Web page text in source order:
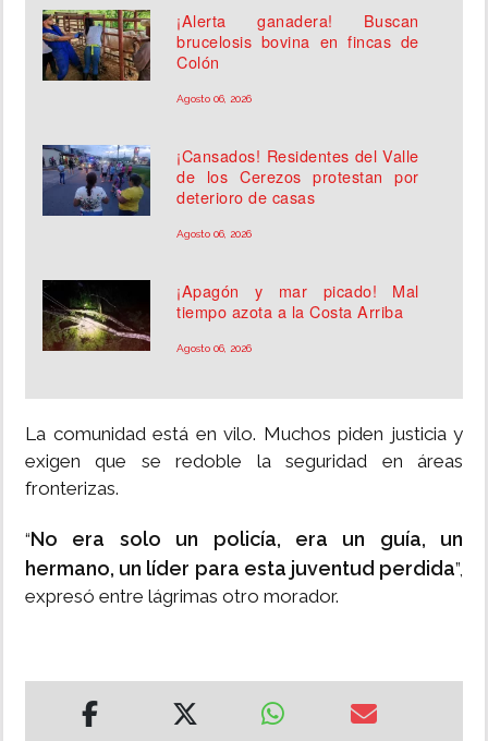
¡Alerta ganadera! Buscan
brucelosis bovina en fincas de
Colón
Agosto 06, 2026
¡Cansados! Residentes del Valle
de los Cerezos protestan por
deterioro de casas
Agosto 06, 2026
¡Apagón y mar picado! Mal
tiempo azota a la Costa Arriba
Agosto 06, 2026
La comunidad está en vilo. Muchos piden justicia y
exigen que se redoble la seguridad en áreas
fronterizas.
“No era solo un policía, era un guía, un
hermano, un líder para esta juventud perdida”,
expresó entre lágrimas otro morador.